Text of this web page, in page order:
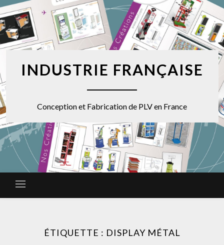
INDUSTRIE FRANÇAISE
Conception et Fabrication de PLV en France
ÉTIQUETTE : DISPLAY MÉTAL